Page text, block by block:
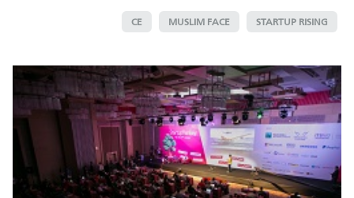
STARTUP RISING
MUSLIM FACE
CE